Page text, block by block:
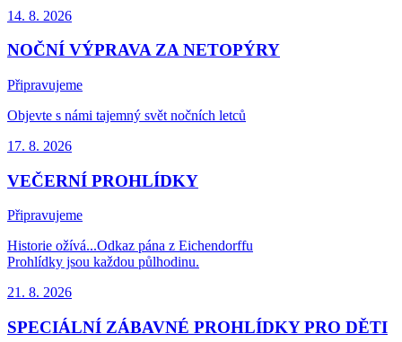
14. 8. 2026
NOČNÍ VÝPRAVA ZA NETOPÝRY
Připravujeme
Objevte s námi tajemný svět nočních letců
17. 8. 2026
VEČERNÍ PROHLÍDKY
Připravujeme
Historie ožívá...Odkaz pána z Eichendorffu
Prohlídky jsou každou půlhodinu.
21. 8. 2026
SPECIÁLNÍ ZÁBAVNÉ PROHLÍDKY PRO DĚTI